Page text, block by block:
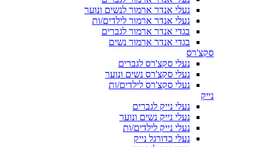
נעלי אנדר ארמור לנשים ונוער
נעלי אנדר ארמור לילדים/ות
בגדי אנדר ארמור לגברים
בגדי אנדר ארמור נשים
סקצ'רס
נעלי סקצ'רס לגברים
נעלי סקצ'רס נשים ונוער
נעלי סקצ'רס לילדים/ות
נייק
נעלי נייק לגברים
נעלי נייק נשים ונוער
נעלי נייק לילדים/ות
נעלי כדורגל נייק